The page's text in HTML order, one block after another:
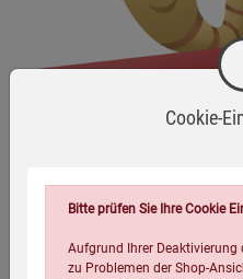
Cookie-
Bitte prüfen Sie Ihre Cookie
Aufgrund Ihrer Deaktivierung
zu Problemen der Shop-